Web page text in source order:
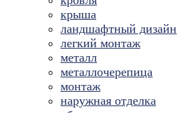
крыша
ландшафтный дизайн
легкий монтаж
металл
металлочерепица
монтаж
наружная отделка